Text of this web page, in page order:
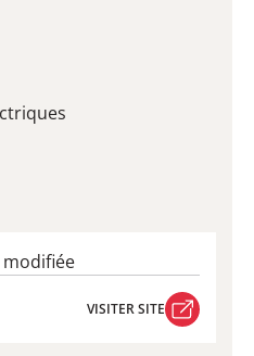
modifiée
VISITER SITE